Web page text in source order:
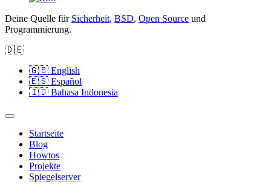
Deine Quelle für Sicherheit, BSD, Open Source und
Programmierung.
🇩🇪
🇬🇧 English
🇪🇸 Español
🇮🇩 Bahasa Indonesia
Startseite
Blog
Howtos
Projekte
Spiegelserver